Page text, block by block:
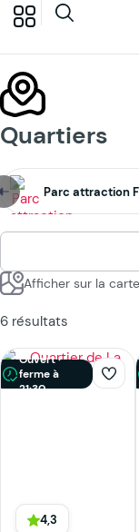
Quartiers
Parc attraction
Afficher sur la carte
6 résultats
Ouvert ·
ferme à
21:30
4,3